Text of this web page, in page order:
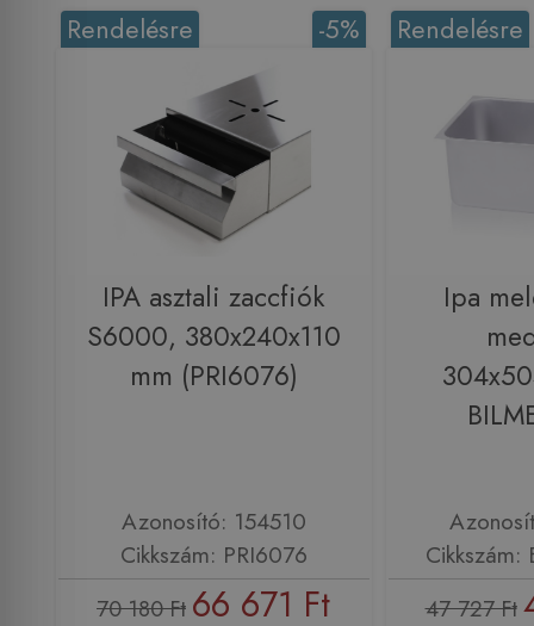
-5%
Rendelésre
IPA asztali zaccfiók
S6000, 380x240x110
mm (PRI6076)
Azonosító: 154510
Cikkszám: PRI6076
70 180 Ft 66 671 Ft
Rendelésre
Ipa
Cikkszám:
47 727 Ft